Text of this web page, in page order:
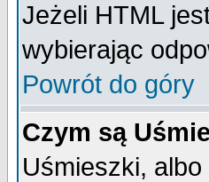
Jeżeli HTML
wybierając
Powrót do góry
Czym są
Uśmieszki,